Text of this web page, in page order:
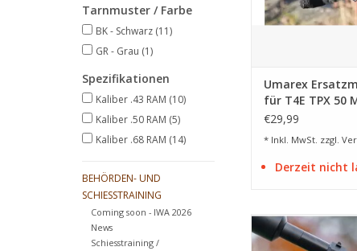
Tarnmuster / Farbe
BK - Schwarz (11)
GR - Grau (1)
Spezifikationen
Kaliber .43 RAM (10)
Kaliber .50 RAM (5)
Kaliber .68 RAM (14)
BEHÖRDEN- UND
SCHIESSTRAINING
Coming soon - IWA 2026
News
Schiesstraining /
Umarex
für T4E TPX 50
Marker - 8 Schuss
€29,99
* Inkl. MwSt. zzgl.
Derzeit nicht
zur schnellen und
Mitnahme eines